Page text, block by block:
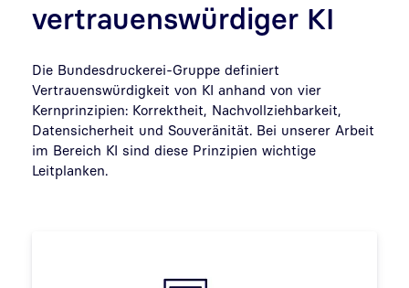
vertrauenswürdiger KI
Die Bundesdruckerei-Gruppe definiert
Vertrauenswürdigkeit von KI anhand von vier
Kernprinzipien: Korrektheit, Nachvollziehbarkeit,
Datensicherheit und Souveränität. Bei unserer Arbeit
im Bereich KI sind diese Prinzipien wichtige
Leitplanken.